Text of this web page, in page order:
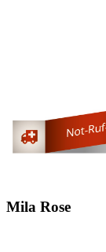
Mila Rose